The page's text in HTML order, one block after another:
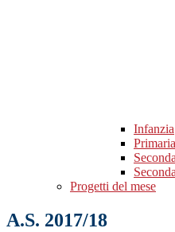
Infanzia
Primaria
Progetti del mese
A.S. 2017/18